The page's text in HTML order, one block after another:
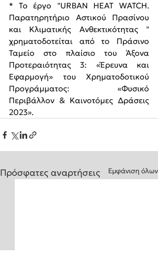
* Το έργο "URBAN HEAT WATCH.
Παρατηρητήριο Αστικού Πρασίνου
και Κλιματικής Ανθεκτικότητας "
χρηματοδοτείται από το Πράσινο
Ταμείο στο πλαίσιο του Άξονα
Προτεραιότητας 3: «Έρευνα και
Εφαρμογή» του Χρηματοδοτικού
Προγράμματος: «Φυσικό
Περιβάλλον & Καινοτόμες Δράσεις
2023».
Πρόσφατες αναρτήσεις Εμφάνιση όλων